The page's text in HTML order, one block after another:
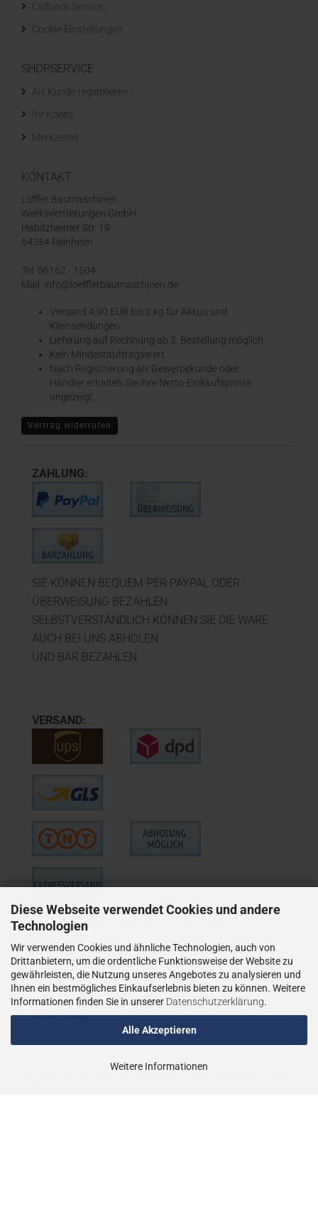
Diese Webseite verwendet Cookies und andere
Technologien
Wir verwenden Cookies und ähnliche Technologien, auch von
Drittanbietern, um die ordentliche Funktionsweise der Website zu
gewährleisten, die Nutzung unseres Angebotes zu analysieren und
Ihnen ein bestmögliches Einkaufserlebnis bieten zu können. Weitere
Informationen finden Sie in unserer Datenschutzerklärung.
Alle Akzeptieren
Weitere Informationen
Callback Service
Cookie Einstellungen
SHOPSERVICE
Als Kunde registrieren
Ihr Konto
Merkzettel
KONTAKT
Löffler Baumaschinen
Werksvertretungen GmbH
Habitzheimer Str. 19
64354 Reinheim
Tel: 06162 - 1504
Mail: info@loefflerbaumaschinen.de
Versand 4,90 EUR bis 2 kg für Akkus und
Kleinsendungen
​Lieferung auf Rechnung ab 2. Bestellung möglich
Kein Mindestauftragswert
Nach Registrierung als Gewerbekunde oder
Händler erhalten Sie Ihre Netto-Einkaufspreise
angezeigt.
Vertrag widerrufen
ZAHLUNG:
SIE KÖNNEN BEQUEM PER PAYPAL ODER
ÜBERWEISUNG BEZAHLEN.
SELBSTVERSTÄNDLICH KÖNNEN SIE DIE WARE
AUCH BEI UNS ABHOLEN
UND BAR BEZAHLEN.
VERSAND:
WIE VERSENDEN NUR ALS VERSICHERTES PAKET,
BZW. BEI GRÖSSEREN
LIEFERUNGEN ALS VERSICHERTER
SPEDITIONSVERSAND.
LIEFERUNGEN AN PACKSTATIONEN SIND NICHT
MÖGLICH.